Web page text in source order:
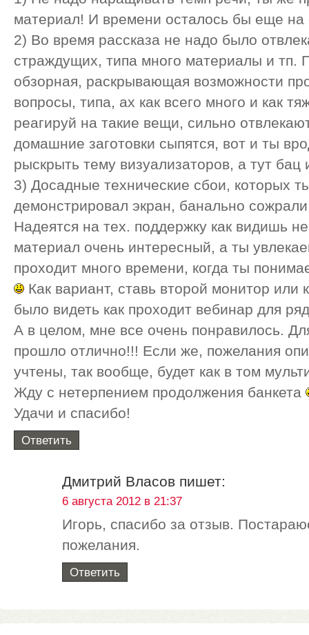
материал! И времени осталось бы еще на
2) Во время рассказа не надо было
страждущих, типа много материалы и тп.
обзорная, раскрывающая возможности
вопросы, типа, ах как всего много и как
реагируй на такие вещи, сильно
домашние заготовки сыпятся, вот и ты
рыскрыть тему визуализаторов, а тут
3) Досадные технические сбои, которых
демонстрировал экран, банально
Надеятся на тех. поддержку как видишь
материал очень интересный, а ты
проходит много времени, когда ты
Как вариант, ставь второй монитор
было видеть как проходит вебинар для
А в целом, мне все очень понравилось.
прошло отлично!!! Если же, пожелания
учтены, так вообще, будет как в том
Жду с нетерпением продолжения банкета
Удачи и спасибо!
Ответить
Дмитрий Власов пишет:
6 августа 2012 в 21:37
Игорь, спасибо за отзыв.
пожелания.
Ответить